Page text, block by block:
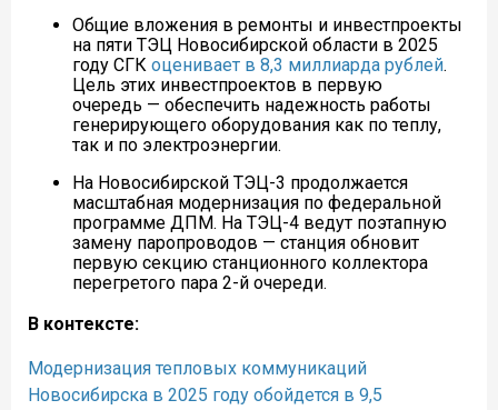
Общие вложения в ремонты и инвестпроекты
на пяти ТЭЦ Новосибирской области в 2025
году СГК оценивает в 8,3 миллиарда рублей.
Цель этих инвестпроектов в первую
очередь — обеспечить надежность работы
генерирующего оборудования как по теплу,
так и по электроэнергии.
На Новосибирской ТЭЦ-3 продолжается
масштабная модернизация по федеральной
программе ДПМ. На ТЭЦ-4 ведут поэтапную
замену паропроводов — станция обновит
первую секцию станционного коллектора
перегретого пара 2-й очереди.
В контексте:
Модернизация тепловых коммуникаций
Новосибирска в 2025 году обойдется в 9,5